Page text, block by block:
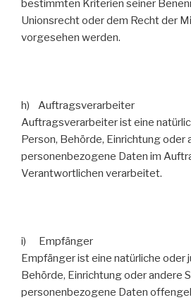
bestimmten Kriterien seiner
Unionsrecht oder dem Recht der
vorgesehen werden.
h) Auftragsverarbeiter
Auftragsverarbeiter ist eine
Person, Behörde, Einrichtung oder
personenbezogene Daten im
Verantwortlichen verarbeitet.
i) Empfänger
Empfänger ist eine natürliche oder
Behörde, Einrichtung oder andere
personenbezogene Daten